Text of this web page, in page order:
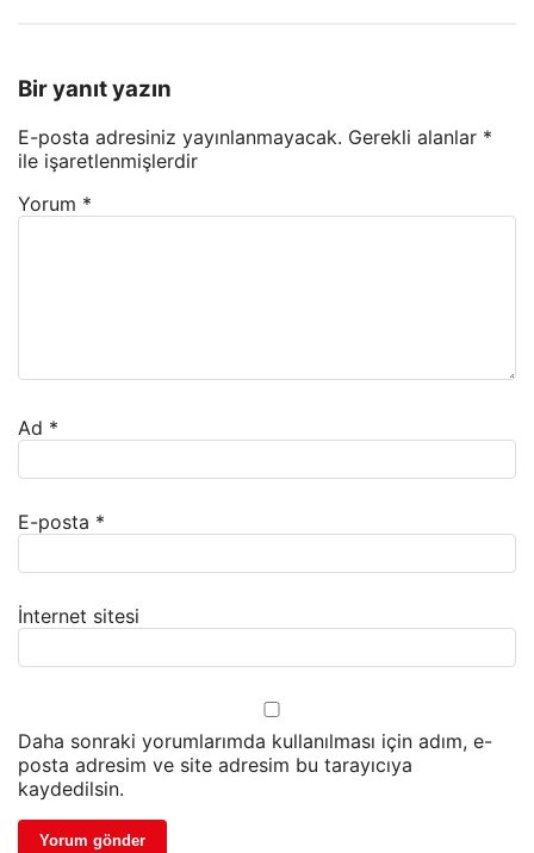
Bir yanıt yazın
E-posta adresiniz yayınlanmayacak. Gerekli alanlar *
ile işaretlenmişlerdir
Yorum *
Ad *
E-posta *
İnternet sitesi
Daha sonraki yorumlarımda kullanılması için adım, e-
posta adresim ve site adresim bu tarayıcıya
kaydedilsin.